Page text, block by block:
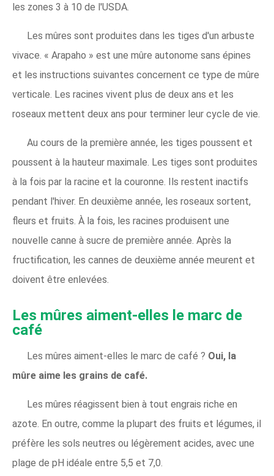
les zones 3 à 10 de l'USDA.
Les mûres sont produites dans les tiges d'un arbuste
vivace. « Arapaho » est une mûre autonome sans épines
et les instructions suivantes concernent ce type de mûre
verticale. Les racines vivent plus de deux ans et les
roseaux mettent deux ans pour terminer leur cycle de vie.
Au cours de la première année, les tiges poussent et
poussent à la hauteur maximale. Les tiges sont produites
à la fois par la racine et la couronne. Ils restent inactifs
pendant l'hiver. En deuxième année, les roseaux sortent,
fleurs et fruits. À la fois, les racines produisent une
nouvelle canne à sucre de première année. Après la
fructification, les cannes de deuxième année meurent et
doivent être enlevées.
Les mûres aiment-elles le marc de
café
Les mûres aiment-elles le marc de café ? Oui, la
mûre aime les grains de café.
Les mûres réagissent bien à tout engrais riche en
azote. En outre, comme la plupart des fruits et légumes, il
préfère les sols neutres ou légèrement acides, avec une
plage de pH idéale entre 5,5 et 7,0.